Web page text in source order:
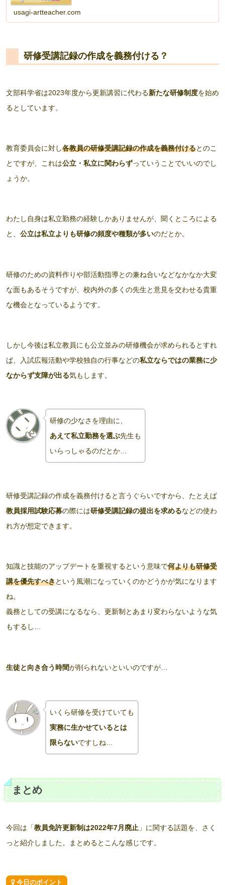
usagi-artteacher.com
研修受講記録の作成を義務付ける？
文部科学省は2023年度から更新講習に代わる新たな研修制度を始め
るとしています。
教育委員会に対し各教員の研修受講記録の作成を義務付けるとのこ
とですが、これは公立・私立に関わらずっていうことでいいのでし
ょうか。
わたし自身は私立勤務の経験しかありませんが、聞くところによる
と、 公立は私立よりも研修の頻度や種類が多いのだとか。
研修のための資料作りや部活動指導との兼ね合いなどなかなか大変
な面もあるそうですが、校内外の多くの先生と意見を交わせる貴重
な機会となっているようです。
しかし今後は私立教員にも公立並みの研修機会が求められるとすれ
ば、入試広報活動や学校独自の行事などの私立ならではの業務に少
なからず支障が出る気もします。
研修の少なさを理由に、
あえて私立勤務を選ぶ先生も
いらっしゃるのだとか…
研修受講記録の作成を義務付けると言うぐらいですから、たとえば
教員採用試験応募の際には研修受講記録の提出を求めるなどの使わ
れ方が想定できます。
知識と技能のアップデートを重視するという意味で何よりも研修受
講を優先すべきという風潮になっていくのかどうかが気になります
ね。
義務としての受講になるなら、更新制とあまり変わらないような気
もするし…
生徒と向き合う時間が削られないといいのですが…
いくら研修を受けていても
実務に生かせているとは
限らないですしね…
まとめ
今回は「教員免許更新制は2022年7月廃止 」に関する話題を、さく
っと紹介しました。まとめるとこんな感じです。
今日のポイント